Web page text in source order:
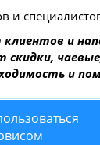
и
клиентов и
скидки,
и